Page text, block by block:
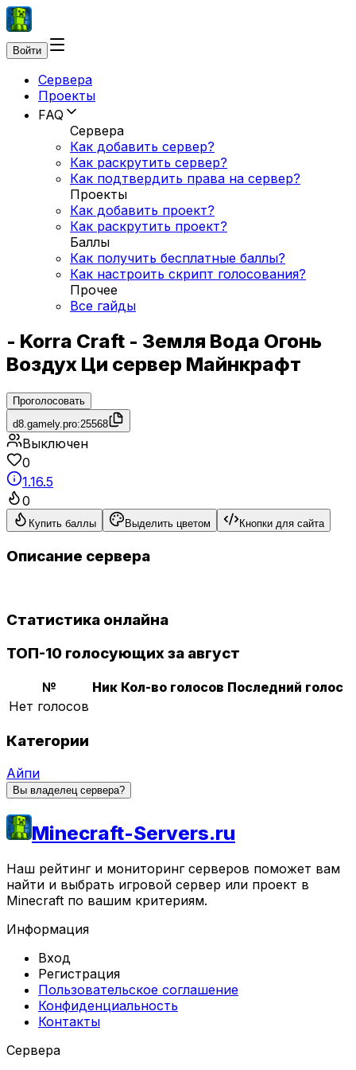
Войти
Сервера
Проекты
FAQ
Сервера
Как добавить сервер?
Как раскрутить сервер?
Как подтвердить права на сервер?
Проекты
Как добавить проект?
Как раскрутить проект?
Баллы
Как получить бесплатные баллы?
Как настроить скрипт голосования?
Прочее
Все гайды
- Korra Craft - Земля Вода Огонь
Воздух Ци сервер Майнкрафт
Проголосовать
d8.gamely.pro:25568
Выключен
0
1.16.5
0
Купить баллы Выделить цветом Кнопки для сайта
Описание сервера
Статистика онлайна
ТОП-10 голосующих за август
№ Ник Кол-во голосов Последний голос
Нет голосов
Категории
Айпи
Вы владелец сервера?
Minecraft-Servers.ru
Наш рейтинг и мониторинг серверов поможет вам
найти и выбрать игровой сервер или проект в
Minecraft по вашим критериям.
Информация
Вход
Регистрация
Пользовательское соглашение
Конфиденциальность
Контакты
Сервера